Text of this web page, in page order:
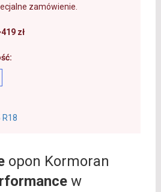
zamówienie.
zł
opon Kormoran
w